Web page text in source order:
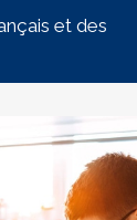
EN SAVOIR PLUS
et des